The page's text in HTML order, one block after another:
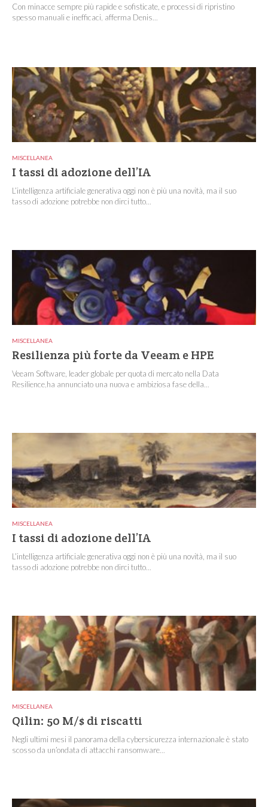
Con minacce sempre più rapide e sofisticate, e processi di ripristino
spesso manuali e inefficaci, afferma Denis...
MISCELLANEA
I tassi di adozione dell’IA
L’intelligenza artificiale generativa oggi non è più una novità, ma il suo
tasso di adozione potrebbe non dirci tutto...
MISCELLANEA
Resilienza più forte da Veeam e HPE
Veeam Software, leader globale per quota di mercato nella Data
Resilience,ha annunciato una nuova e ambiziosa fase della...
MISCELLANEA
I tassi di adozione dell’IA
L’intelligenza artificiale generativa oggi non è più una novità, ma il suo
tasso di adozione potrebbe non dirci tutto...
MISCELLANEA
Qilin: 50 M/$ di riscatti
Negli ultimi mesi il panorama della cybersicurezza internazionale è stato
scosso da un’ondata di attacchi ransomware...